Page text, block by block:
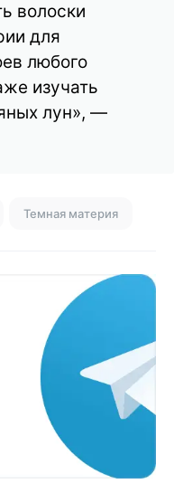
волоски
для
любого
изучать
лун», —
Темная материя